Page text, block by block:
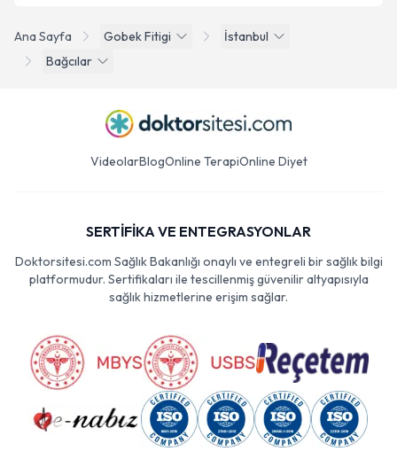
Ana Sayfa Gobek Fitigi
İstanbul
Bağcılar
VideolarBlogOnline TerapiOnline Diyet
SERTİFİKA VE ENTEGRASYONLAR
Doktorsitesi.com Sağlık Bakanlığı onaylı ve entegreli bir sağlık bilgi
platformudur. Sertifikaları ile tescillenmiş güvenilir altyapısıyla
sağlık hizmetlerine erişim sağlar.